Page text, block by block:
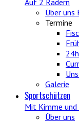
Auf 2 Rädern
Über uns
Termine
Galerie
Sportschützen
Mit Kimme und
Über uns